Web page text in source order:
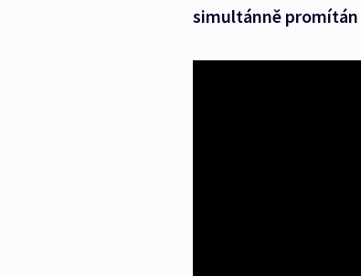
simultánně promítán